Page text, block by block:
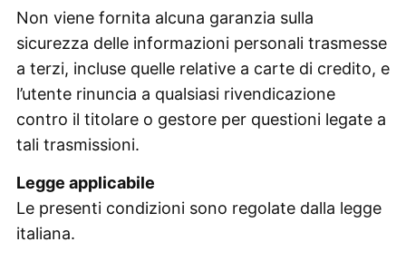
Non viene fornita alcuna garanzia sulla
sicurezza delle informazioni personali trasmesse
a terzi, incluse quelle relative a carte di credito, e
l’utente rinuncia a qualsiasi rivendicazione
contro il titolare o gestore per questioni legate a
tali trasmissioni.
Legge applicabile
Le presenti condizioni sono regolate dalla legge
italiana.